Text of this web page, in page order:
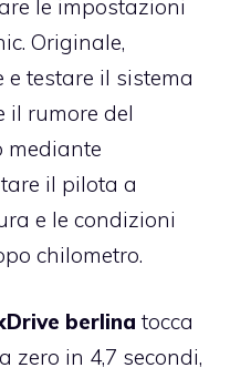
le impostazioni
Originale,
testare il sistema
il rumore del
mediante
il pilota a
e le condizioni
chilometro.
berlina tocca
zero in 4,7 secondi,